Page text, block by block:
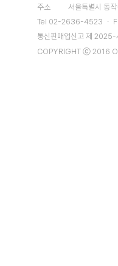
주소
서울특별시 동
Tel 02-2636-4523 ㆍ
통신판매업신고 제
COPYRIGHT ⓒ 2016